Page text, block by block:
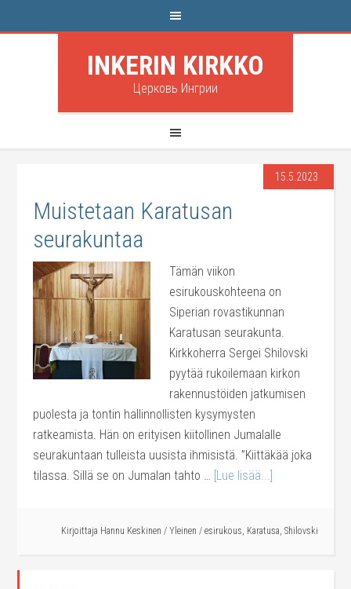
INKERIN KIRKKO
Церковь Ингрии
15.5.2023
Muistetaan Karatusan
seurakuntaa
Tämän viikon
esirukouskohteena on
Siperian rovastikunnan
Karatusan seurakunta.
Kirkkoherra Sergei Shilovski
pyytää rukoilemaan kirkon
rakennustöiden jatkumisen
puolesta ja tontin hallinnollisten kysymysten
ratkeamista. Hän on erityisen kiitollinen Jumalalle
seurakuntaan tulleista uusista ihmisistä. ”Kiittäkää joka
tilassa. Sillä se on Jumalan tahto … [Lue lisää...]
Kirjoittaja Hannu Keskinen / Yleinen / esirukous, Karatusa, Shilovski